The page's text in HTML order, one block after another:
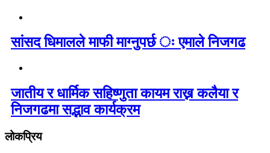
सांसद धिमालले माफी माग्नुपर्छ ः एमाले निजगढ
जातीय र धार्मिक सहिष्णुता कायम राख्न कलैया र
निजगढमा सद्भाव कार्यक्रम
लोकप्रिय